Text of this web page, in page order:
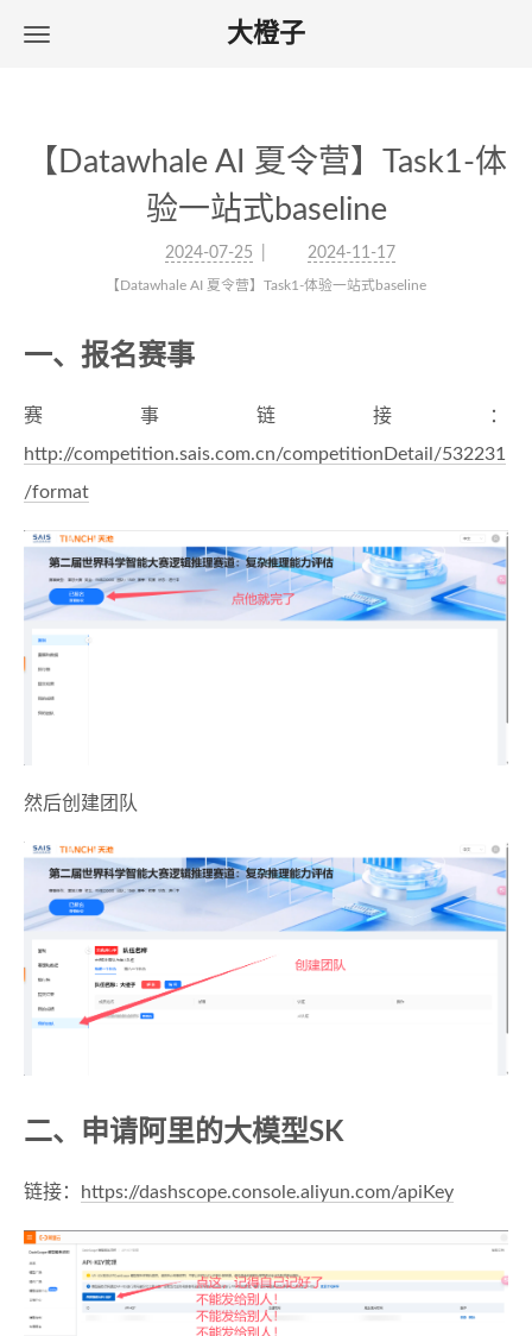
大橙子
【Datawhale AI 夏令营】Task1-体
验一站式baseline
2024-07-25 2024-11-17
【Datawhale AI 夏令营】Task1-体验一站式baseline
一、报名赛事
赛事链接：
http://competition.sais.com.cn/competitionDetail/532231
/format
然后创建团队
二、申请阿里的大模型SK
链接： https://dashscope.console.aliyun.com/apiKey